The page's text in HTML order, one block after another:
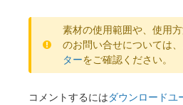
素材の使用範囲や、使用
のお問い合せについては
ターをご確認ください。
コメントするにはダウンロードユ